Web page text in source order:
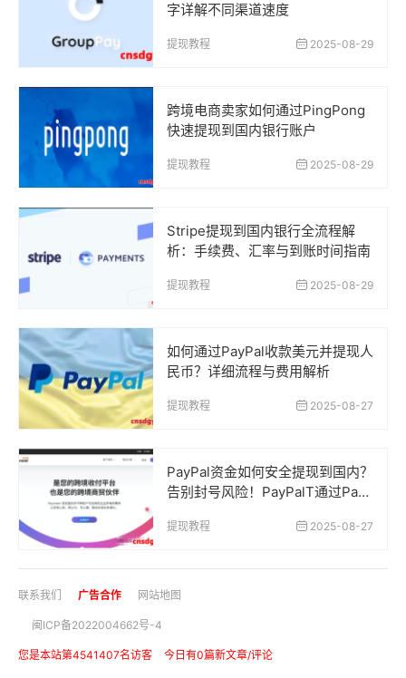
字详解不同渠道速度
提现教程 2025-08-29
跨境电商卖家如何通过PingPong
快速提现到国内银行账户
提现教程 2025-08-29
Stripe提现到国内银行全流程解
析：手续费、汇率与到账时间指南
提现教程 2025-08-29
如何通过PayPal收款美元并提现人
民币？详细流程与费用解析
提现教程 2025-08-27
PayPal资金如何安全提现到国内？
告别封号风险！PayPalT通过Payo
方法
提现教程 2025-08-27
联系我们 广告合作 网站地图
闽ICP备2022004662号-4
您是本站第4541407名访客 今日有0篇新文章/评论